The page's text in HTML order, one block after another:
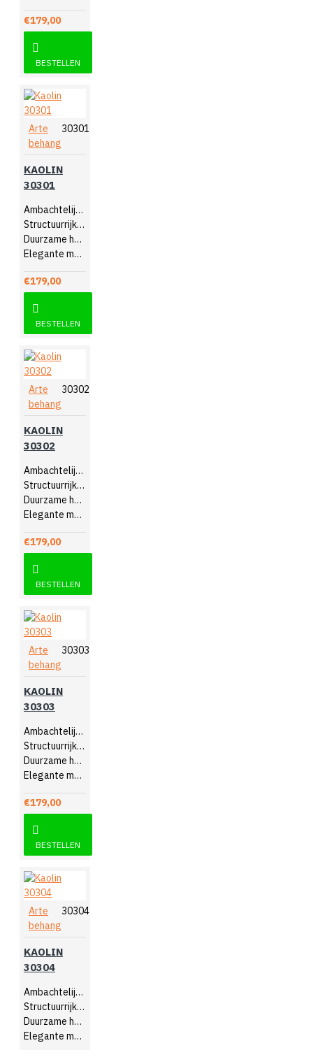
€179,00
BESTELLEN
Arte
behang
30301
KAOLIN
30301
Ambachtelijk design
Structuurrijk reliëf
Duurzame hoogwaardige kwaliteit
Elegante muurdecoratie
€179,00
BESTELLEN
Arte
behang
30302
KAOLIN
30302
Ambachtelijk design
Structuurrijk reliëf
Duurzame hoogwaardige kwaliteit
Elegante muurdecoratie
€179,00
BESTELLEN
Arte
behang
30303
KAOLIN
30303
Ambachtelijk design
Structuurrijk reliëf
Duurzame hoogwaardige kwaliteit
Elegante muurdecoratie
€179,00
BESTELLEN
Arte
behang
30304
KAOLIN
30304
Ambachtelijk design
Structuurrijk reliëf
Duurzame hoogwaardige kwaliteit
Elegante muurdecoratie